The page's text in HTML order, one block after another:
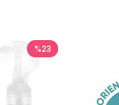
%23